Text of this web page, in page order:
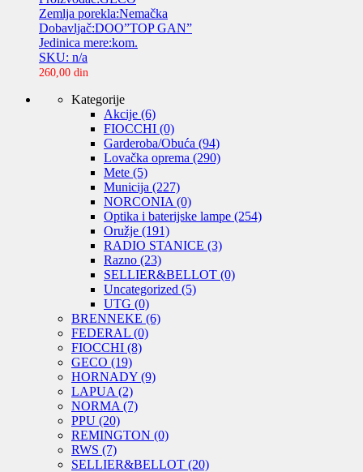
Zemlja porekla:Nemačka
Dobavljač:DOO”TOP GAN”
Jedinica mere:kom.
SKU: n/a
260,00 din
Kategorije
Akcije (6)
FIOCCHI (0)
Garderoba/Obuća (94)
Lovačka oprema (290)
Mete (5)
Municija (227)
NORCONIA (0)
Optika i baterijske lampe (254)
Oružje (191)
RADIO STANICE (3)
Razno (23)
SELLIER&BELLOT (0)
Uncategorized (5)
UTG (0)
BRENNEKE (6)
FEDERAL (0)
FIOCCHI (8)
GECO (19)
HORNADY (9)
LAPUA (2)
NORMA (7)
PPU (20)
REMINGTON (0)
RWS (7)
SELLIER&BELLOT (20)